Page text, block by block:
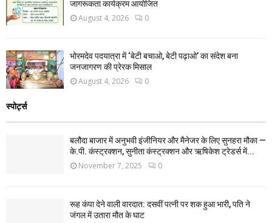
जागरूकता कार्यक्रम आयोजित
August 4, 2026 0
भोरमदेव पदयात्रा में ‘बेटी बचाओ, बेटी पढ़ाओ’ का संदेश बना
जनजागरण की प्रेरक मिसाल
August 4, 2026 0
स्पोर्ट्स
बलौदा बाजार में अनुभवी इंजीनियर और मैनेजर के लिए सुनहरा मौका —
के.पी. कंस्ट्रक्शन, सुनीता कंस्ट्रक्शन और ऋषिकेश ट्रेडर्स में...
November 7, 2025 0
रूह कंपा देने वाली वारदात: दसवीं पत्नी पर शक हुआ भारी, पति ने
जंगल में उतारा मौत के घाट